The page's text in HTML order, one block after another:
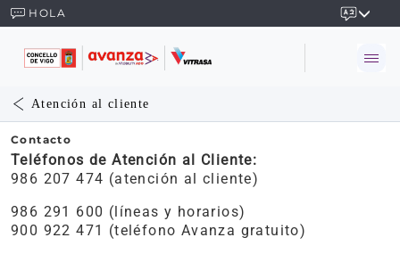
HOLA
Atención al cliente
Contacto
Teléfonos de Atención al Cliente:
986 207 474 (atención al cliente)
986 291 600 (líneas y horarios)
900 922 471 (teléfono Avanza gratuito)